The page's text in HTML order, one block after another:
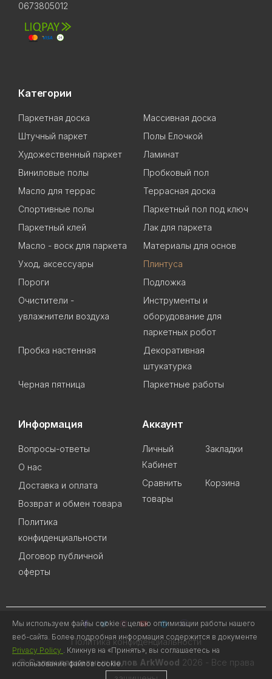
0673805012
Категории
Паркетная доска
Массивная доска
Штучный паркет
Полы Елочкой
Художественный паркет
Ламинат
Виниловые полы
Пробковый пол
Масло для террас
Террасная доска
Спортивные полы
Паркетный пол под ключ
Паркетный клей
Лак для паркета
Масло - воск для паркета
Материалы для основ
Уход, аксессуары
Плинтуса
Пороги
Подложка
Очистители -
увлажнители воздуха
Инструменты и
оборудование для
паркетных робот
Пробка настенная
Декоративная
штукатурка
Черная пятница
Паркетные работы
Информация
Вопросы-ответы
О нас
Доставка и оплата
Возврат и обмен товара
Политика
конфиденциальности
Договор публичной
оферты
Аккаунт
Личный
Кабинет
Закладки
Сравнить
товары
Корзина
©Салон паркетных полов ArkWood 2026 - Все права
Политика конфиденциальности
Мы используем файлы cookie с целью оптимизации работы нашего
веб-сайта. Более подробная информация содержится в документе
Privacy Policy . Кликнув на «Принять», вы соглашаетесь на
использование файлов cookie.